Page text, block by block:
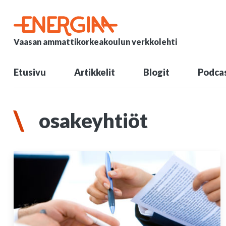
Vaasan ammattikorkeakoulun verkkolehti
Etusivu Artikkelit Blogit
osakeyhtiöt